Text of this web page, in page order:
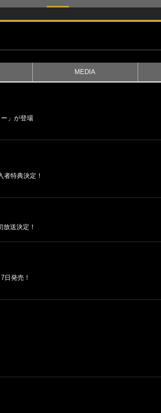
MEDIA
」が登場
者特典決定！
送決定！
日発売！